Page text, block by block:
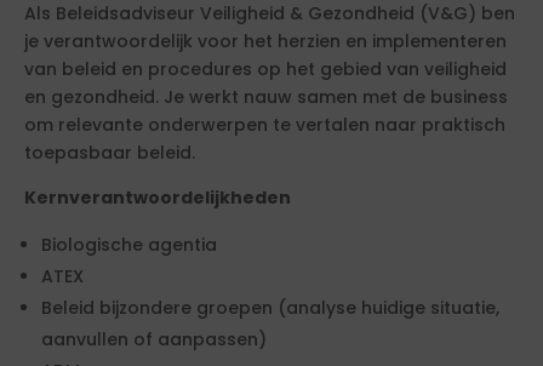
Als Beleidsadviseur Veiligheid & Gezondheid (V&G) ben
je verantwoordelijk voor het herzien en implementeren
van beleid en procedures op het gebied van veiligheid
en gezondheid. Je werkt nauw samen met de business
om relevante onderwerpen te vertalen naar praktisch
toepasbaar beleid.
Kernverantwoordelijkheden
Biologische agentia
ATEX
Beleid bijzondere groepen (analyse huidige situatie,
aanvullen of aanpassen)